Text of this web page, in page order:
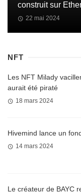
construit sur
22 mai 2024
NFT
Les NFT Milady
aurait été piraté
18 mars 2024
Hivemind lance un
14 mars 2024
Le créateur de BAYC